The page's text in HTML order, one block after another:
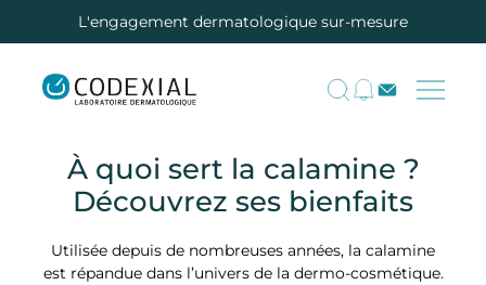
L'engagement dermatologique sur-mesure
À quoi sert la calamine ?
Découvrez ses bienfaits
Utilisée depuis de nombreuses années, la calamine
est répandue dans l’univers de la dermo-cosmétique.